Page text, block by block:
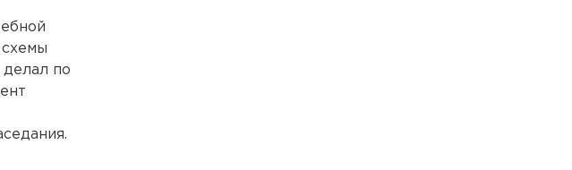
схемы
делал по